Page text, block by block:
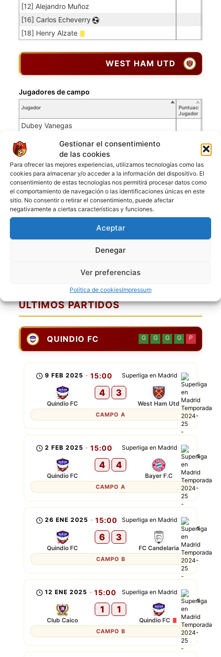
Gestionar el consentimiento
de las cookies
Para ofrecer las mejores experiencias, utilizamos tecnologías como las
cookies para almacenar y/o acceder a la información del dispositivo. El
consentimiento de estas tecnologías nos permitirá procesar datos como
el comportamiento de navegación o las identificaciones únicas en este
sitio. No consentir o retirar el consentimiento, puede afectar
negativamente a ciertas características y funciones.
Aceptar
Denegar
Ver preferencias
Política de cookiesImpressum
[12] Alejandro Muñoz
[16] Carlos Echeverry
[18] Henry Alzate
WEST HAM UTD
Jugador
Puntuación
Jugador
Dubey Vanegas
[1] Juan Camilo Perez
[2] Juan Carlos Torres
[4] Mario Garcia
[6] Jhoan Serdan
[8] Andres Castaño
[10] Marcos Charco
[11] Blaggy Rodriguez
[23] Kevin Stiven Olarte
Jugadores de campo
ÚLTIMOS PARTIDOS
QUINDIO FC G G G G P
Superliga en Madrid
9 FEB 2025 - 15:00
Quindio FC
4 3
West Ham Utd
CAMPO A
Superliga en Madrid
2 FEB 2025 - 15:00
Quindio FC
4 4
Bayer F.C
CAMPO A
Superliga en Madrid
26 ENE 2025 - 15:00
Quindio FC
6 3
FC Candelaria
CAMPO B
Superliga en Madrid
12 ENE 2025 - 15:00
Club Caico
1 1
Quindio FC
CAMPO B